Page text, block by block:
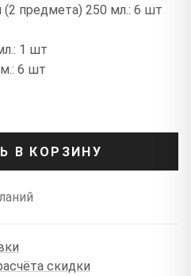
предмета) 250 мл.: 6 шт
1 шт
6 шт
В КОРЗИНУ
скидки